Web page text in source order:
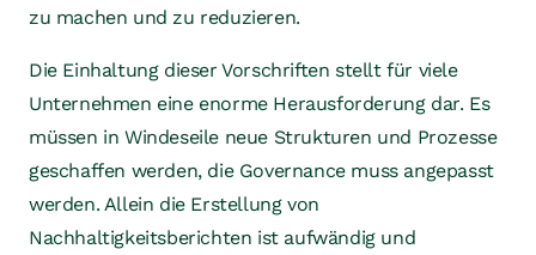
zu machen und zu reduzieren.
Die Einhaltung dieser Vorschriften stellt für viele
Unternehmen eine enorme Herausforderung dar. Es
müssen in Windeseile neue Strukturen und Prozesse
geschaffen werden, die Governance muss angepasst
werden. Allein die Erstellung von
Nachhaltigkeitsberichten ist aufwändig und